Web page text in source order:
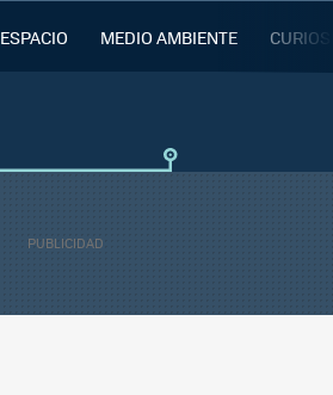
ESPACIO MEDIO AMBIENTE